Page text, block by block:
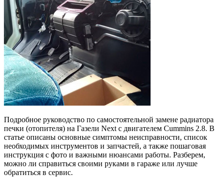
Подробное руководство по самостоятельной замене радиатора
печки (отопителя) на Газели Next с двигателем Cummins 2.8. В
статье описаны основные симптомы неисправности, список
необходимых инструментов и запчастей, а также пошаговая
инструкция с фото и важными нюансами работы. Разберем,
можно ли справиться своими руками в гараже или лучше
обратиться в сервис.